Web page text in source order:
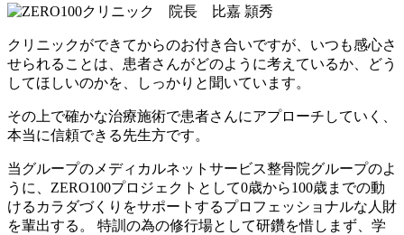
クリニックができてからのお付き合いですが、いつも感心さ
せられることは、患者さんがどのように考えているか、どう
してほしいのかを、しっかりと聞いています。
その上で確かな治療施術で患者さんにアプローチしていく、
本当に信頼できる先生方です。
当グループのメディカルネットサービス整骨院グループのよ
うに、ZERO100プロジェクトとして0歳から100歳までの動
けるカラダづくりをサポートするプロフェッショナルな人財
を輩出する。 特訓の為の修行場として研鑽を惜しまず、学